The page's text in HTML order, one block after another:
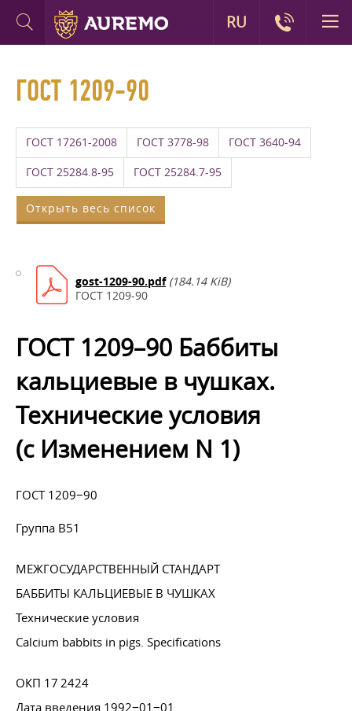
ГОСТ 1209-90
ГОСТ 17261-2008 ГОСТ 3778-98 ГОСТ 3640-94
ГОСТ 25284.8-95 ГОСТ 25284.7-95
Открыть весь список
gost-1209-90.pdf (184.14 KiB)
ГОСТ 1209-90
ГОСТ 1209–90 Баббиты
кальциевые в чушках.
Технические условия
(с Изменением N 1)
ГОСТ 1209−90
Группа В51
МЕЖГОСУДАРСТВЕННЫЙ СТАНДАРТ
БАББИТЫ КАЛЬЦИЕВЫЕ В ЧУШКАХ
Технические условия
Calcium babbits in pigs. Specifications
ОКП 17 2424
Дата введения 1992−01−01
RU